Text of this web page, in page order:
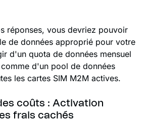
réponses, vous devriez pouvoir
de données approprié pour votre
d'un quota de données mensuel
d'un pool de données
les cartes SIM M2M actives.
coûts : Activation
frais cachés